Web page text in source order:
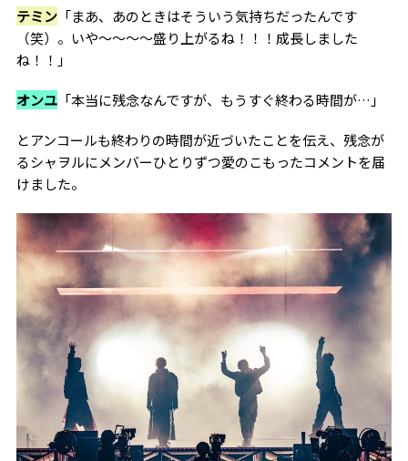
テミン「まあ、あのときはそういう気持ちだったんです
（笑）。いや〜〜〜〜盛り上がるね！！！成長しました
ね！！」
オンユ「本当に残念なんですが、もうすぐ終わる時間が…」
とアンコールも終わりの時間が近づいたことを伝え、残念が
るシャヲルにメンバーひとりずつ愛のこもったコメントを届
けました。